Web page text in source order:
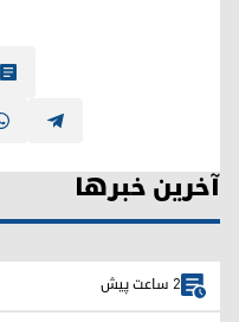
آخرین خبرها
2 ساعت پیش